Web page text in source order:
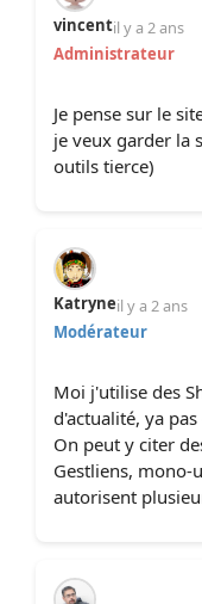
vincentil y a 2 ans
Administrateur
Je pense sur le
je veux garder la
outils tierce)
Katryneil y a 2 ans
Modérateur
Moi j'utilise des
d'actualité, ya
On peut y citer
Gestliens, mono-
autorisent